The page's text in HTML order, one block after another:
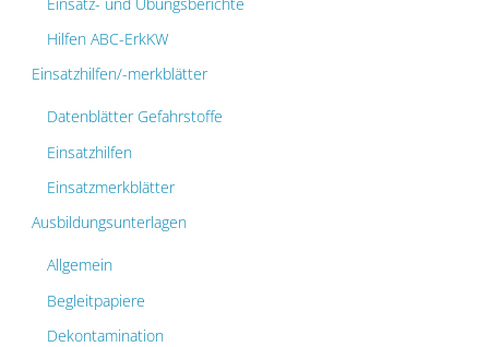
Hilfen ABC-ErkKW
Einsatzhilfen/-merkblätter
Datenblätter Gefahrstoffe
Einsatzhilfen
Einsatzmerkblätter
Ausbildungsunterlagen
Allgemein
Begleitpapiere
Dekontamination